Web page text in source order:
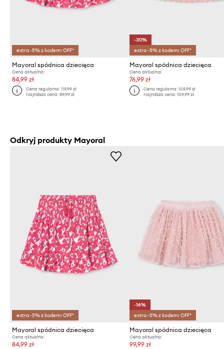
extra -5% z kodem: OFF*
Mayoral spódnica dziecięca
Cena aktualna:
84,99 zł
Cena regularna:119,99 zł
Najniższa cena:89,99 zł
-30%
extra -5% z kodem: OFF*
Mayoral spódnica dziecięca
Cena aktualna:
76,99 zł
Cena regularna: 109,99 zł
Najniższa cena: 109,99 zł
Odkryj produkty Mayoral
extra -5% z kodem: OFF*
Mayoral spódnica dziecięca
Cena aktualna:
84,99 zł
-16%
extra -5% z kodem: OFF*
Mayoral spódnica dziecięca
Cena aktualna:
99,99 zł